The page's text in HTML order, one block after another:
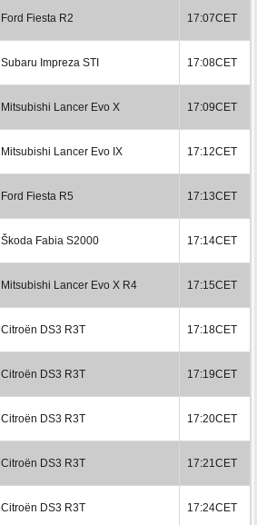
Ford Fiesta R2 17:07CET
Subaru Impreza STI 17:08CET
Mitsubishi Lancer Evo X 17:09CET
Mitsubishi Lancer Evo IX 17:12CET
Ford Fiesta R5 17:13CET
Škoda Fabia S2000 17:14CET
Mitsubishi Lancer Evo X R4 17:15CET
Citroën DS3 R3T 17:18CET
Citroën DS3 R3T 17:19CET
Citroën DS3 R3T 17:20CET
Citroën DS3 R3T 17:21CET
Citroën DS3 R3T 17:24CET